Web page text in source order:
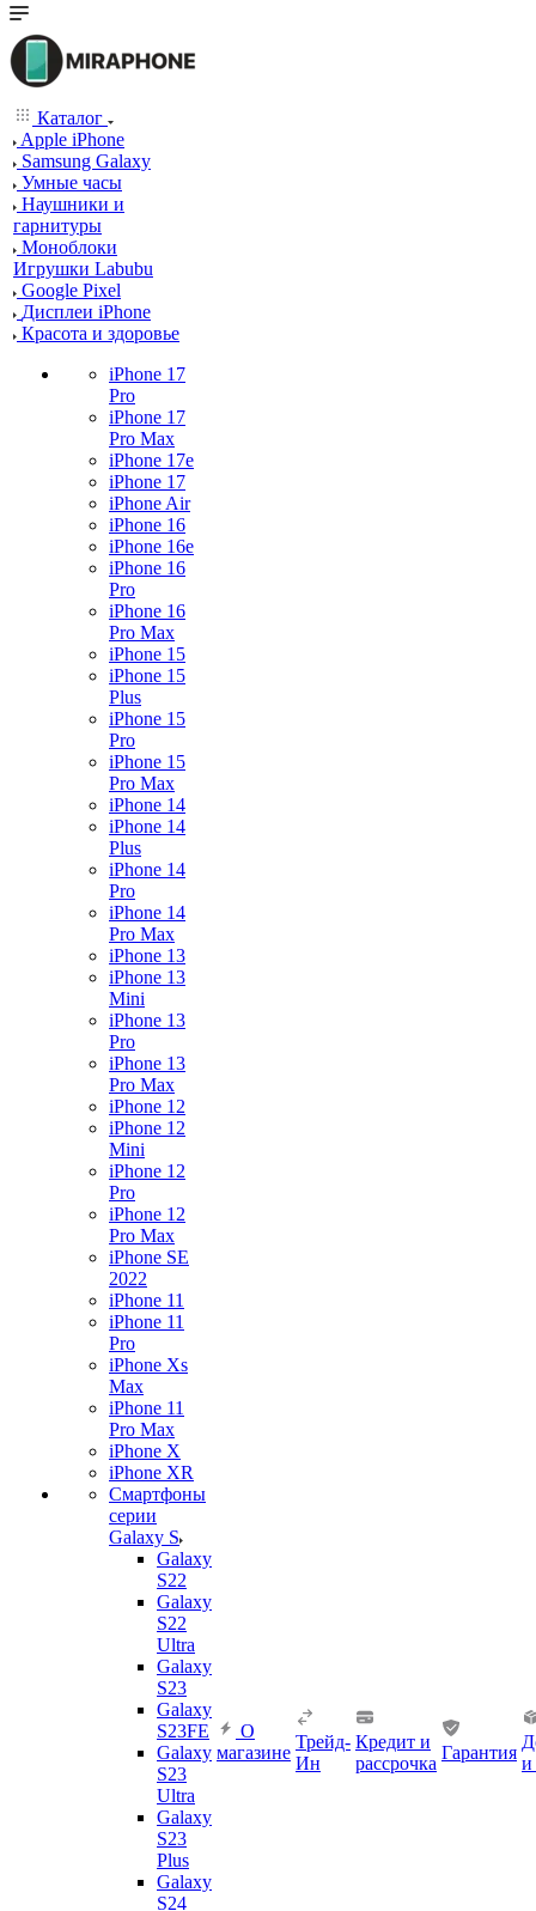
Каталог
Apple iPhone
Samsung Galaxy
Умные часы
Наушники и
гарнитуры
Моноблоки
Игрушки Labubu
Google Pixel
Дисплеи iPhone
Красота и здоровье
iPhone 17
Pro
iPhone 17
Pro Max
iPhone 17e
iPhone 17
iPhone Air
iPhone 16
iPhone 16e
iPhone 16
Pro
iPhone 16
Pro Max
iPhone 15
iPhone 15
Plus
iPhone 15
Pro
iPhone 15
Pro Max
iPhone 14
iPhone 14
Plus
iPhone 14
Pro
iPhone 14
Pro Max
iPhone 13
iPhone 13
Mini
iPhone 13
Pro
iPhone 13
Pro Max
iPhone 12
iPhone 12
Mini
iPhone 12
Pro
iPhone 12
Pro Max
iPhone SE
2022
iPhone 11
iPhone 11
Pro
iPhone Xs
Max
iPhone 11
Pro Max
iPhone X
iPhone XR
Смартфоны
серии
Galaxy S
Galaxy
S22
Galaxy
S22
Ultra
Galaxy
S23
Galaxy
S23FE
Galaxy
S23
Ultra
Galaxy
S23
Plus
Galaxy
S24
О
магазине
Трейд-
Ин
Кредит и
рассрочка
Гарантия
и